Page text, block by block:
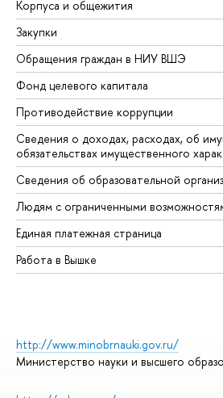
Корпуса и общежития
Закупки
Обращения граждан в НИУ ВШЭ
Фонд целевого капитала
Противодействие коррупции
Сведения о доходах, расходах, об
обязательствах имущественного
Сведения об образовательной
Людям с ограниченными
Единая платежная страница
Работа в Вышке
http://www.minobrnauki.gov.ru/
Министерство науки и высшего